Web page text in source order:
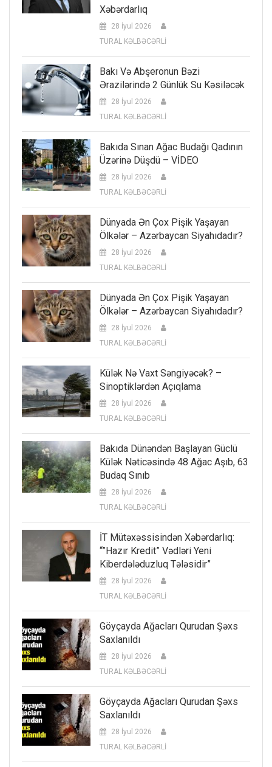
Xəbərdarlıq
28 İyul 2026
TURAL KƏLBƏCƏRLİ
Bakı Və Abşeronun Bəzi
Ərazilərində 2 Günlük Su Kəsiləcək
28 İyul 2026
TURAL KƏLBƏCƏRLİ
Bakıda Sınan Ağac Budağı Qadının
Üzərinə Düşdü – VİDEO
28 İyul 2026
TURAL KƏLBƏCƏRLİ
Dünyada Ən Çox Pişik Yaşayan
Ölkələr – Azərbaycan Siyahıdadır?
28 İyul 2026
TURAL KƏLBƏCƏRLİ
Dünyada Ən Çox Pişik Yaşayan
Ölkələr – Azərbaycan Siyahıdadır?
28 İyul 2026
TURAL KƏLBƏCƏRLİ
Külək Nə Vaxt Səngiyəcək? –
Sinoptiklərdən Açıqlama
28 İyul 2026
TURAL KƏLBƏCƏRLİ
Bakıda Dünəndən Başlayan Güclü
Külək Nəticəsində 48 Ağac Aşıb, 63
Budaq Sınıb
28 İyul 2026
TURAL KƏLBƏCƏRLİ
İT Mütəxəssisindən Xəbərdarlıq:
“”Hazır Kredit” Vədləri Yeni
Kiberdələduzluq Tələsidir”
28 İyul 2026
TURAL KƏLBƏCƏRLİ
Göyçayda Ağacları Qurudan Şəxs
Saxlanıldı
28 İyul 2026
TURAL KƏLBƏCƏRLİ
Göyçayda Ağacları Qurudan Şəxs
Saxlanıldı
28 İyul 2026
TURAL KƏLBƏCƏRLİ